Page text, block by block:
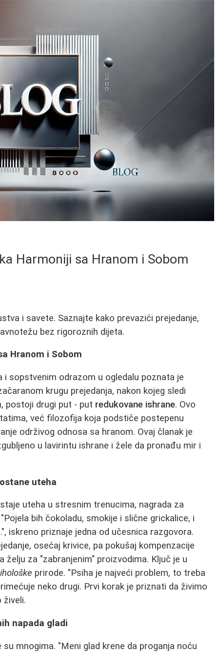
Harmoniji sa Hranom i Sobom
i savete. Saznajte kako prevazići prejedanje,
bez rigoroznih dijeta.
Hranom i Sobom
i sopstvenim odrazom u ogledalu poznata je
krugu prejedanja, nakon kojeg sledi
postoji drugi put - put redukovane ishrane. Ovo
već filozofija koja podstiče postepenu
održivog odnosa sa hranom. Ovaj članak je
u lavirintu ishrane i žele da pronađu mir i
uteha
uteha u stresnim trenucima, nagrada za
bih čokoladu, smokije i slične grickalice, i
iskreno priznaje jedna od učesnica razgovora.
osećaj krivice, pa pokušaj kompenzacije
za "zabranjenim" proizvodima. Ključ je u
prirode. "Psiha je najveći problem, to treba
neko drugi. Prvi korak je priznati da živimo
živeli.
napada gladi
mnogima. "Meni glad krene da proganja noću